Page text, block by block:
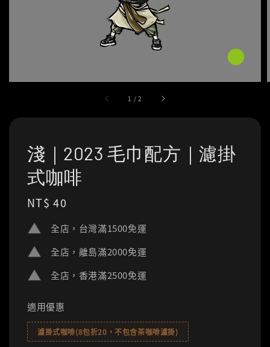
1 /2
淺｜2023 毛巾配方｜濾掛
式咖啡
Regular
NT$ 40
全店，台灣滿1500免運
全店，離島滿2000免運
全店，香港滿2500免運
適用優惠
濾掛式咖啡(8包折20，不包含茶咖啡濾掛)